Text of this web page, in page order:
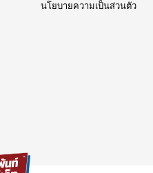
นโยบายความเป็นส่วนตัว